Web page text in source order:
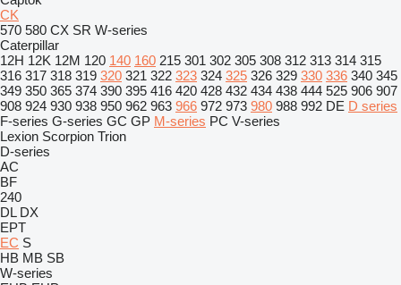
CK
570 580 CX SR W-series
Caterpillar
12H 12K 12M 120 140 160 215 301 302 305 308 312 313 314 315
316 317 318 319 320 321 322 323 324 325 326 329 330 336 340 345
349 350 365 374 390 395 416 420 428 432 434 438 444 525 906 907
908 924 930 938 950 962 963 966 972 973 980 988 992 DE D series
F-series G-series GC GP M-series PC V-series
Lexion Scorpion Trion
D-series
AC
BF
240
DL DX
EPT
EC S
HB MB SB
W-series